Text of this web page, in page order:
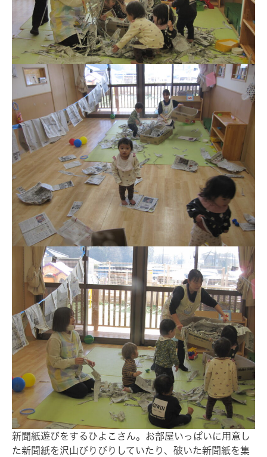
新聞紙遊びをするひよこさん。お部屋いっぱいに用意し
た新聞紙を沢山びりびりしていたり、破いた新聞紙を集